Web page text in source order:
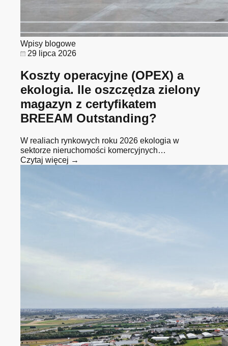
Wpisy blogowe
29 lipca 2026
Koszty operacyjne (OPEX) a
ekologia. Ile oszczędza zielony
magazyn z certyfikatem
BREEAM Outstanding?
W realiach rynkowych roku 2026 ekologia w
sektorze nieruchomości komercyjnych…
Czytaj więcej →